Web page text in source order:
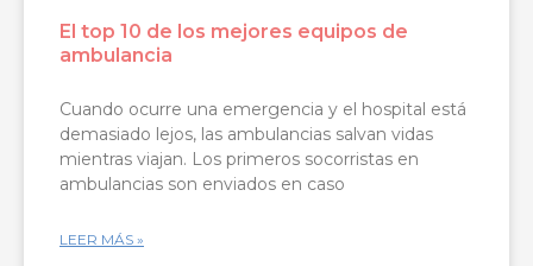
El top 10 de los mejores equipos de
ambulancia
Cuando ocurre una emergencia y el hospital está
demasiado lejos, las ambulancias salvan vidas
mientras viajan. Los primeros socorristas en
ambulancias son enviados en caso
LEER MÁS »